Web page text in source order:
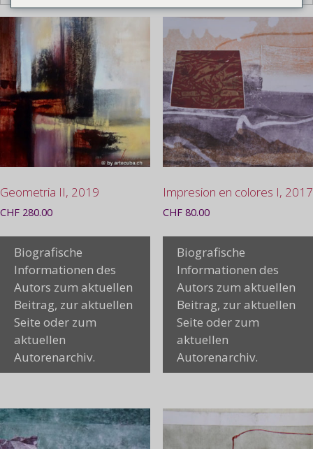
Geometria II, 2019
CHF 280.00
Biografische
Informationen des
Autors zum aktuellen
Beitrag, zur aktuellen
Seite oder zum
aktuellen
Autorenarchiv.
Impresion en colores I, 2017
CHF80.00
Biografische
Informationen des
Autors zum aktuellen
Beitrag, zur aktuellen
Seite oder zum
aktuellen
Autorenarchiv.